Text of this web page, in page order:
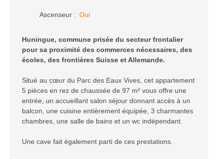
Ascenseur : Oui
Huningue, commune prisée du secteur frontalier
pour sa proximité des commerces nécessaires, des
écoles, des frontières Suisse et Allemande.
Situé au cœur du Parc des Eaux Vives, cet appartement
5 pièces en rez de chaussée de 97 m² vous offre une
entrée, un accueillant salon séjour donnant accès à un
balcon, une cuisine entièrement équipée, 3 charmantes
chambres, une salle de bains et un wc indépendant.
Une cave fait également parti de ces prestations.